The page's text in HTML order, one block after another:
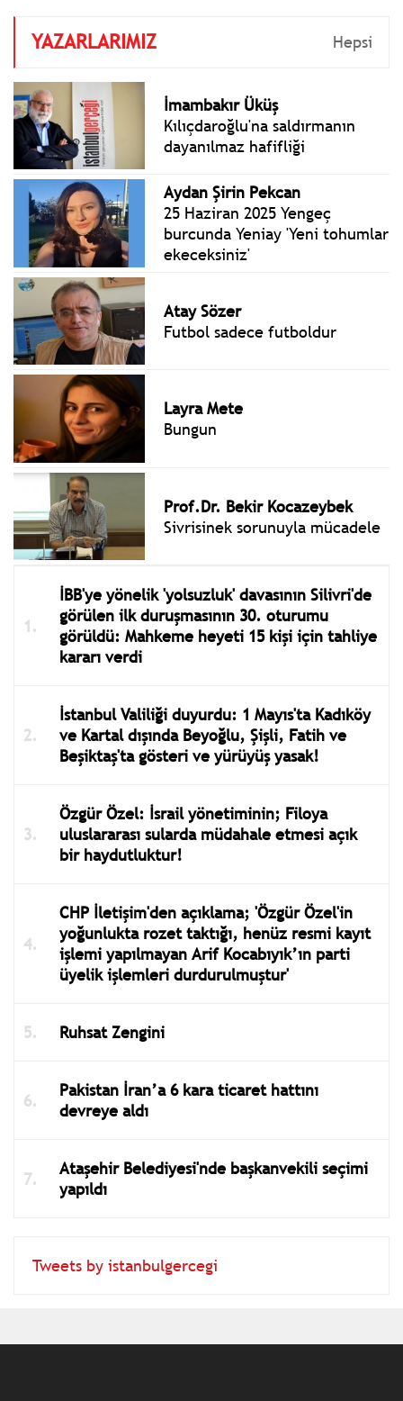
nükleer tesisi isabet aldı.
YAZARLARIMIZ Hepsi
İmambakır Üküş
Kılıçdaroğlu'na saldırmanın
dayanılmaz hafifliği
Aydan Şirin Pekcan
25 Haziran 2025 Yengeç
burcunda Yeniay 'Yeni tohumlar
ekeceksiniz'
Atay Sözer
Futbol sadece futboldur
Layra Mete
Bungun
Prof.Dr. Bekir Kocazeybek
Sivrisinek sorunuyla mücadele
İBB'ye yönelik 'yolsuzluk' davasının Silivri'de
görülen ilk duruşmasının 30. oturumu
görüldü: Mahkeme heyeti 15 kişi için tahliye
kararı verdi
İstanbul Valiliği duyurdu: 1 Mayıs'ta Kadıköy
ve Kartal dışında Beyoğlu, Şişli, Fatih ve
Beşiktaş'ta gösteri ve yürüyüş yasak!
Özgür Özel: İsrail yönetiminin; Filoya
uluslararası sularda müdahale etmesi açık
bir haydutluktur!
CHP İletişim'den açıklama; 'Özgür Özel'in
yoğunlukta rozet taktığı, henüz resmi kayıt
işlemi yapılmayan Arif Kocabıyık’ın parti
üyelik işlemleri durdurulmuştur'
Ruhsat Zengini
Pakistan İran’a 6 kara ticaret hattını
devreye aldı
Ataşehir Belediyesi'nde başkanvekili seçimi
yapıldı
Tweets by istanbulgercegi